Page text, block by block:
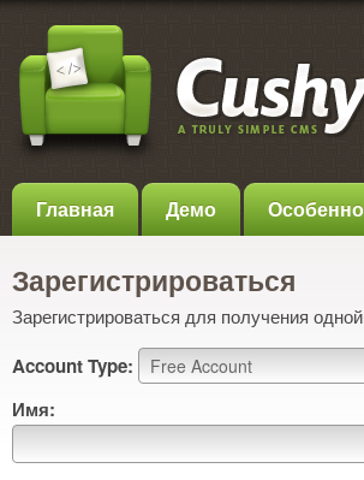
Главная Демо
Зарегистрироваться
Зарегистрироваться для получения
Account Type:
Имя: